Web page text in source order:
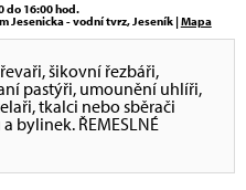
do 16:00 hod.
Jesenicka - vodní tvrz, Jeseník |Mapa
šikovní řezbáři,
pastýři, umounění uhlíři,
tkalci nebo sběrači
bylinek. ŘEMESLNÉ